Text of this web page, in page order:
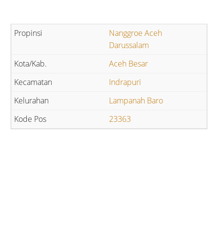
Nanggroe Aceh
Darussalam
Aceh Besar
Indrapuri
Lampanah Baro
23363